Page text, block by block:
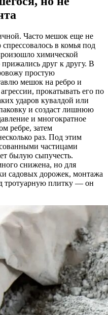
Часто мешок еще не
в комья под
химической
друг к другу. В
простую
мешок на ребро и
прокатывать его по
ударов кувалдой или
и создаст лишнюю
и многократное
ребре, затем
раз. Под этим
частицами
былую сыпучесть.
снижена, но для
садовых дорожек, монтажа
тротуарную плитку — он